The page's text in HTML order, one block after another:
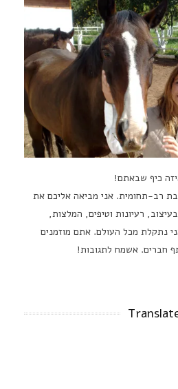
כיף שבאתם!
רב-תחומית. אני מביאה אליכם את
רעיונות וטיפים, המלצות,
נתקלת מכל העולם. אתם מוזמנים
חברים. אשמח לתגובות!